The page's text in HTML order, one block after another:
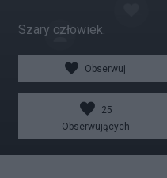
Szary człowiek.
Obserwuj
25
Obserwujących